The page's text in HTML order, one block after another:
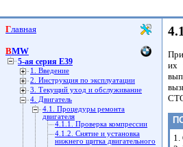
Главная
BMW
5-ая серия E39
1. Введение
2. Инструкция по эксплуатации
3. Текущий уход и обслуживание
4. Двигатель
4.1. Процедуры ремонта
двигателя
4.1.1. Проверка компрессии
4.1.2. Снятие и установка
нижнего щитка двигательного
их
1.